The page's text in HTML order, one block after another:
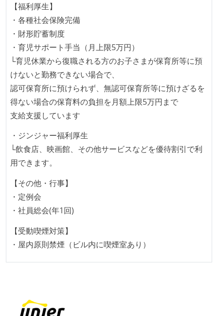
テストの実施度
ほとんどの機能に受け入れテストを記述、実施してい
る
想定される複数環境での品質チェックを義務づけてい
る
アジャイル実践状況
1ヶ月以下の短い期間でのイテレーション開発を実践
デイリーでスタンドアップミーティング、またはそれ
に準じるチーム内の打ち合わせを行っている
イテレーションの最後などに、定期的にチームでふり
かえりミーティングを行っている
タスク見積もりの単位には絶対量（人日など）ではな
く相対ポイントを用い、極力複数人の意見を調整する
継続的なデプロイ（デリバリー）を行っている
大規模テーブルあり（1テーブルあたり数千万レコー
ド以上）
【福利厚生】
・各種社会保険完備
・財形貯蓄制度
・育児サポート手当（月上限5万円）
└育児休業から復職される方のお子さまが保育所等に預
けないと勤務できない場合で、
認可保育所に預けられず、無認可保育所等に預けざるを
得ない場合の保育料の負担を月額上限5万円まで
支給支援しています
・ジンジャー福利厚生
└飲食店、映画館、その他サービスなどを優待割引で利
用できます。
【その他・行事】
・定例会
・社員総会(年1回)
【受動喫煙対策】
・屋内原則禁煙（ビル内に喫煙室あり）